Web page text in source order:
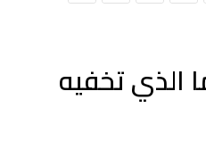
الذي تخفيه